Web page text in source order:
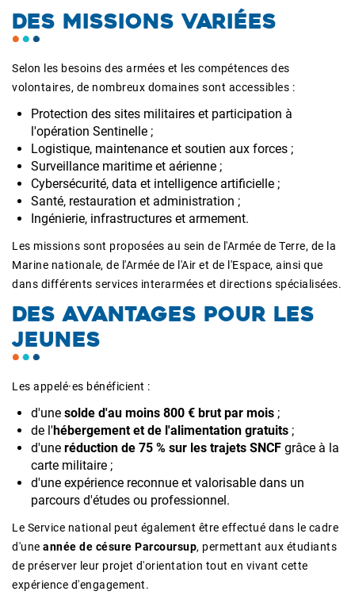
DES MISSIONS VARIÉES
Selon les besoins des armées et les compétences des
volontaires, de nombreux domaines sont accessibles :
Protection des sites militaires et participation à
l'opération Sentinelle ;
Logistique, maintenance et soutien aux forces ;
Surveillance maritime et aérienne ;
Cybersécurité, data et intelligence artificielle ;
Santé, restauration et administration ;
Ingénierie, infrastructures et armement.
Les missions sont proposées au sein de l'Armée de Terre, de la
Marine nationale, de l'Armée de l'Air et de l'Espace, ainsi que
dans différents services interarmées et directions spécialisées.
DES AVANTAGES POUR LES
JEUNES
Les appelé·es bénéficient :
d'une solde d'au moins 800 € brut par mois ;
de l'hébergement et de l'alimentation gratuits ;
d'une réduction de 75 % sur les trajets SNCF grâce à la
carte militaire ;
d'une expérience reconnue et valorisable dans un
parcours d'études ou professionnel.
Le Service national peut également être effectué dans le cadre
d'une année de césure Parcoursup, permettant aux étudiants
de préserver leur projet d'orientation tout en vivant cette
expérience d'engagement.